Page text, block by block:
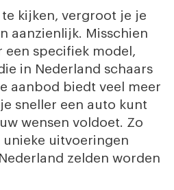
kijken, vergroot je je
aanzienlijk. Misschien
een specifiek model,
in Nederland schaars
aanbod biedt veel meer
sneller een auto kunt
wensen voldoet. Zo
uitvoeringen
zelden worden